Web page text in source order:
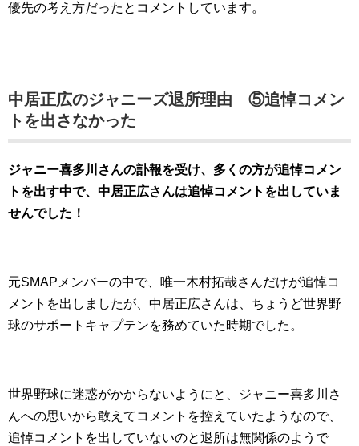
優先の考え方だったとコメントしています。
中居正広のジャニーズ退所理由 ⑤追悼コメン
トを出さなかった
ジャニー喜多川さんの訃報を受け、多くの方が追悼コメン
トを出す中で、中居正広さんは追悼コメントを出していま
せんでした！
元SMAPメンバーの中で、唯一木村拓哉さんだけが追悼コ
メントを出しましたが、中居正広さんは、ちょうど世界野
球のサポートキャプテンを務めていた時期でした。
世界野球に迷惑がかからないようにと、ジャニー喜多川さ
んへの思いから敢えてコメントを控えていたようなので、
追悼コメントを出していないのと退所は無関係のようで